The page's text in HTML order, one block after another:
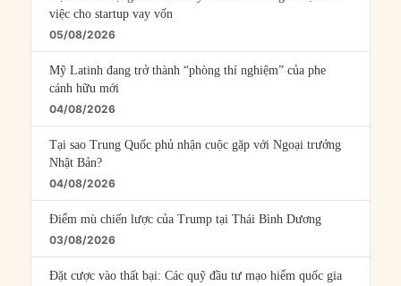
việc cho startup vay vốn
05/08/2026
Mỹ Latinh đang trở thành “phòng thí nghiệm” của phe
cánh hữu mới
04/08/2026
Tại sao Trung Quốc phủ nhận cuộc gặp với Ngoại trưởng
Nhật Bản?
04/08/2026
Điểm mù chiến lược của Trump tại Thái Bình Dương
03/08/2026
Đặt cược vào thất bại: Các quỹ đầu tư mạo hiểm quốc gia